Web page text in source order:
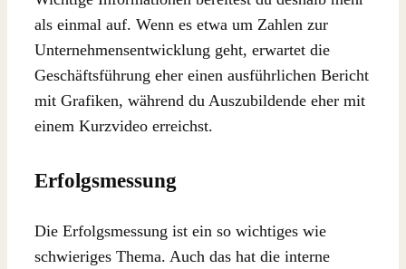
als einmal auf. Wenn es etwa um Zahlen zur
Unternehmensentwicklung geht, erwartet die
Geschäftsführung eher einen ausführlichen Bericht
mit Grafiken, während du Auszubildende eher mit
einem Kurzvideo erreichst.
Erfolgsmessung
Die Erfolgsmessung ist ein so wichtiges wie
schwieriges Thema. Auch das hat die interne